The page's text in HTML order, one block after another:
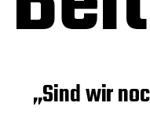
„Sind wir